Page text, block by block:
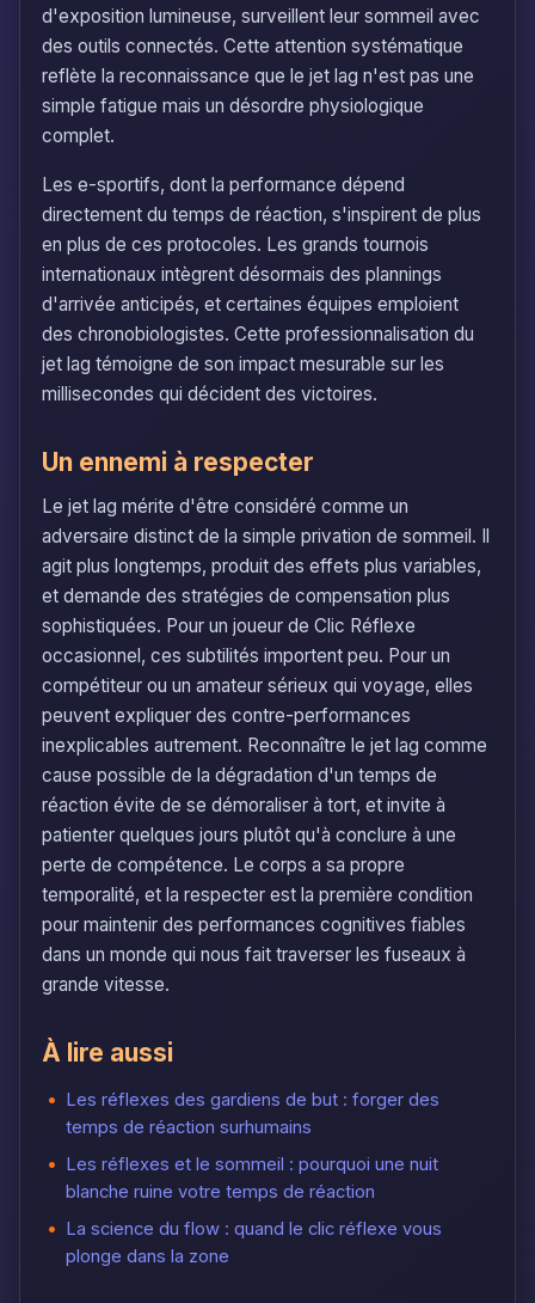
d'exposition lumineuse, surveillent leur sommeil avec
des outils connectés. Cette attention systématique
reflète la reconnaissance que le jet lag n'est pas une
simple fatigue mais un désordre physiologique
complet.
Les e-sportifs, dont la performance dépend
directement du temps de réaction, s'inspirent de plus
en plus de ces protocoles. Les grands tournois
internationaux intègrent désormais des plannings
d'arrivée anticipés, et certaines équipes emploient
des chronobiologistes. Cette professionnalisation du
jet lag témoigne de son impact mesurable sur les
millisecondes qui décident des victoires.
Un ennemi à respecter
Le jet lag mérite d'être considéré comme un
adversaire distinct de la simple privation de sommeil. Il
agit plus longtemps, produit des effets plus variables,
et demande des stratégies de compensation plus
sophistiquées. Pour un joueur de Clic Réflexe
occasionnel, ces subtilités importent peu. Pour un
compétiteur ou un amateur sérieux qui voyage, elles
peuvent expliquer des contre-performances
inexplicables autrement. Reconnaître le jet lag comme
cause possible de la dégradation d'un temps de
réaction évite de se démoraliser à tort, et invite à
patienter quelques jours plutôt qu'à conclure à une
perte de compétence. Le corps a sa propre
temporalité, et la respecter est la première condition
pour maintenir des performances cognitives fiables
dans un monde qui nous fait traverser les fuseaux à
grande vitesse.
À lire aussi
Les réflexes des gardiens de but : forger des
temps de réaction surhumains
Les réflexes et le sommeil : pourquoi une nuit
blanche ruine votre temps de réaction
La science du flow : quand le clic réflexe vous
plonge dans la zone